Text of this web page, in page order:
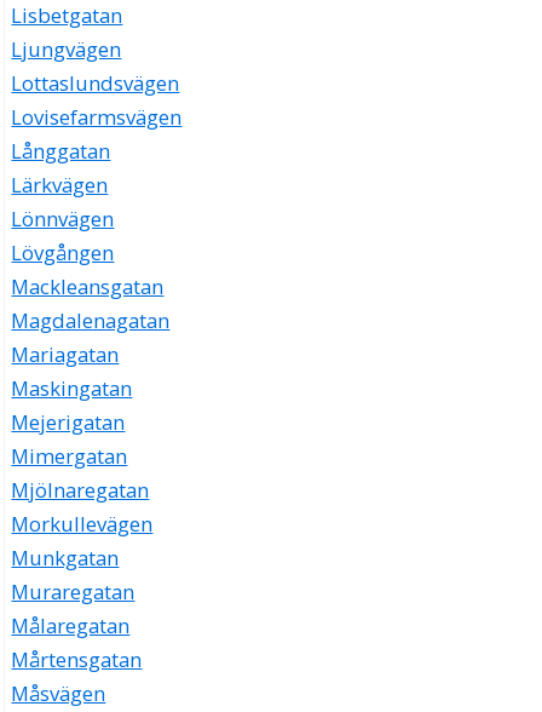
Lisbetgatan
Ljungvägen
Lottaslundsvägen
Lovisefarmsvägen
Långgatan
Lärkvägen
Lönnvägen
Lövgången
Mackleansgatan
Magdalenagatan
Mariagatan
Maskingatan
Mejerigatan
Mimergatan
Mjölnaregatan
Morkullevägen
Munkgatan
Muraregatan
Målaregatan
Mårtensgatan
Måsvägen